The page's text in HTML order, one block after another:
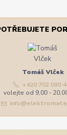
Tomáš Vlček
+420 702 090
volejte od 9,00 -